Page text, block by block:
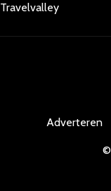
Travelvalley
Adverteren
©